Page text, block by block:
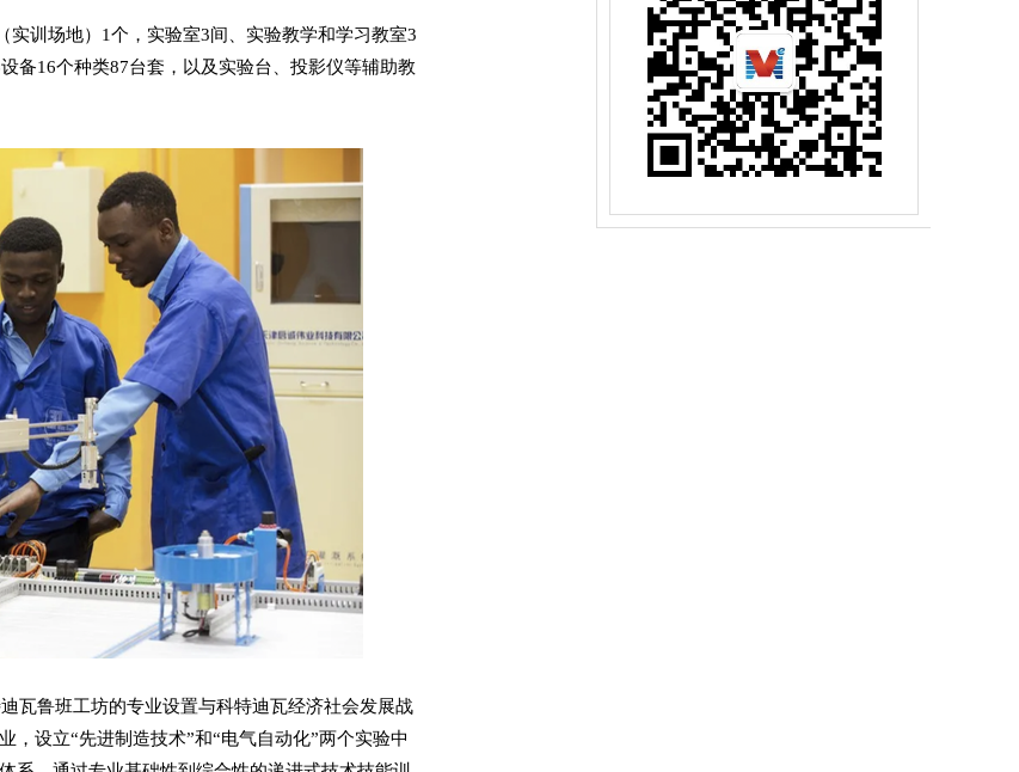
训场地）1个，实验室3间、实验教学和学习教室3
备16个种类87台套，以及实验台、投影仪等辅助教
鲁班工坊的专业设置与科特迪瓦经济社会发展战
设立“先进制造技术”和“电气自动化”两个实验中